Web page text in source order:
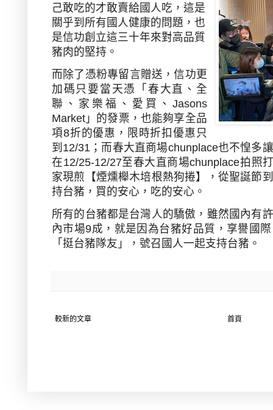
己敢吃的才敢賣給國人吃，這是
關乎到所有國人健康的問題，也
是信功創立這三十年來對高品質
豬肉的堅持。
而除了憑粉專留言贈送，信功更
加碼只要當天憑「春大直、全
聯、家樂福、愛買、 Jasons
Market 」的發票，也能夠享全品
項8折的優惠，限時折扣優惠只
到 12/31 ；而春大直商場chunplace也不惶多
在12/25-12/27至春大直商場chunplace拍照
家現煎【煙燻櫸木培根熱狗捲】，從聖誕節
持台豬，買的安心，吃的安心。
所有的台豬都是台灣人的驕傲，雖然國內有
內市場9成，就是因為台豬好品質，享譽國
「挺台豬隊友」，號召國人一起支持台豬。
較新的文章 首頁